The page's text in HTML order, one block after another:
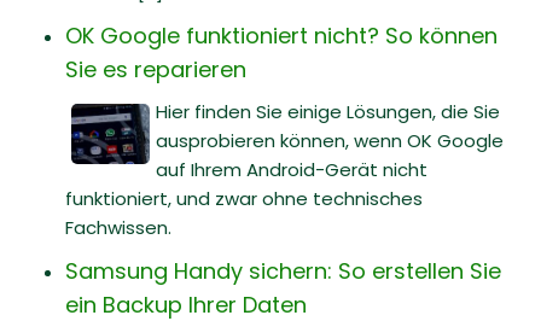
OK Google funktioniert nicht? So können
Sie es reparieren
Hier finden Sie einige Lösungen, die Sie
ausprobieren können, wenn OK Google
auf Ihrem Android-Gerät nicht
funktioniert, und zwar ohne technisches
Fachwissen.
Samsung Handy sichern: So erstellen Sie
ein Backup Ihrer Daten